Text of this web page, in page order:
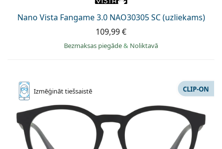
Atklājiet visus
Nano Vista Fangame 3.0 NAO30305 SC (uzliekams)
109,99 €
Bezmaksas piegāde& Noliktavā
Izmēģināttiešsaistē CLIP-ON